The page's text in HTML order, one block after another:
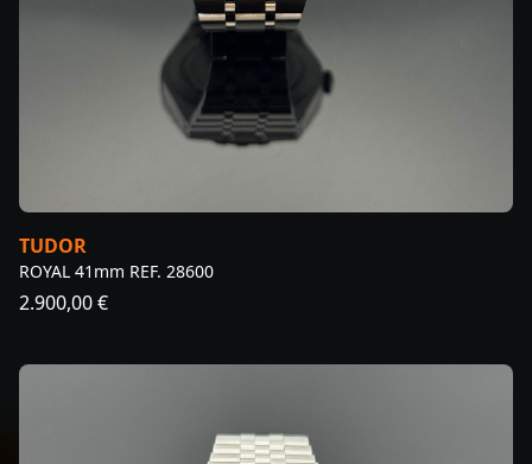
TUDOR
ROYAL 41mm REF. 28600
2.900,00 €